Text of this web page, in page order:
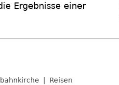
Ergebnisse einer
Reisen